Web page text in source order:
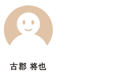
古郡 将也